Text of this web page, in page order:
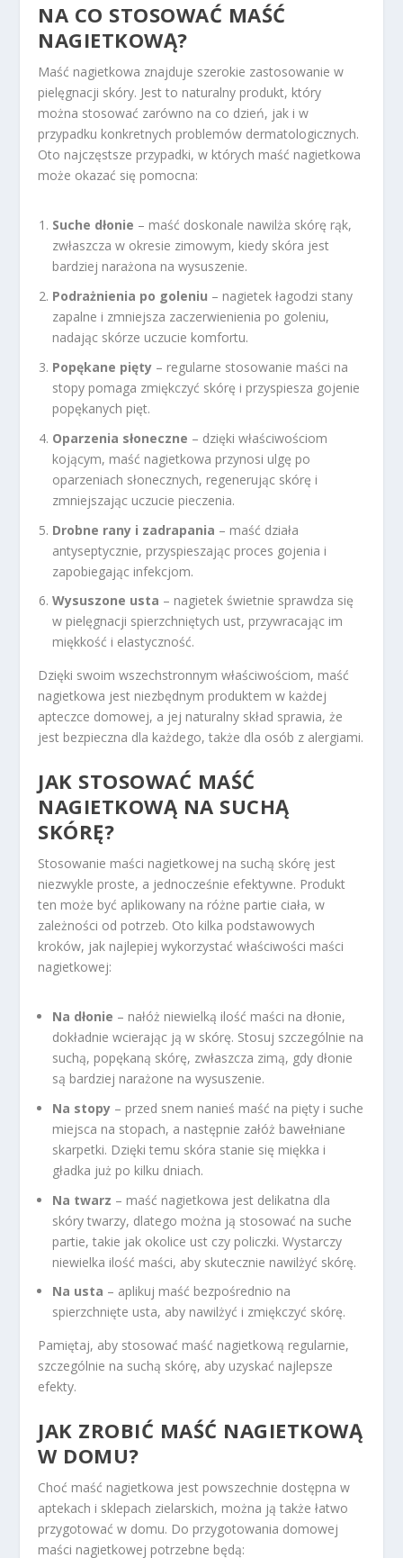
NA CO STOSOWAĆ MAŚĆ
NAGIETKOWĄ?
Maść nagietkowa znajduje szerokie zastosowanie w
pielęgnacji skóry. Jest to naturalny produkt, który
można stosować zarówno na co dzień, jak i w
przypadku konkretnych problemów dermatologicznych.
Oto najczęstsze przypadki, w których maść nagietkowa
może okazać się pomocna:
Suche dłonie – maść doskonale nawilża skórę rąk,
zwłaszcza w okresie zimowym, kiedy skóra jest
bardziej narażona na wysuszenie.
Podrażnienia po goleniu – nagietek łagodzi stany
zapalne i zmniejsza zaczerwienienia po goleniu,
nadając skórze uczucie komfortu.
Popękane pięty – regularne stosowanie maści na
stopy pomaga zmiękczyć skórę i przyspiesza gojenie
popękanych pięt.
Oparzenia słoneczne – dzięki właściwościom
kojącym, maść nagietkowa przynosi ulgę po
oparzeniach słonecznych, regenerując skórę i
zmniejszając uczucie pieczenia.
Drobne rany i zadrapania – maść działa
antyseptycznie, przyspieszając proces gojenia i
zapobiegając infekcjom.
Wysuszone usta – nagietek świetnie sprawdza się
w pielęgnacji spierzchniętych ust, przywracając im
miękkość i elastyczność.
Dzięki swoim wszechstronnym właściwościom, maść
nagietkowa jest niezbędnym produktem w każdej
apteczce domowej, a jej naturalny skład sprawia, że
jest bezpieczna dla każdego, także dla osób z alergiami.
JAK STOSOWAĆ MAŚĆ
NAGIETKOWĄ NA SUCHĄ
SKÓRĘ?
Stosowanie maści nagietkowej na suchą skórę jest
niezwykle proste, a jednocześnie efektywne. Produkt
ten może być aplikowany na różne partie ciała, w
zależności od potrzeb. Oto kilka podstawowych
kroków, jak najlepiej wykorzystać właściwości maści
nagietkowej:
Na dłonie – nałóż niewielką ilość maści na dłonie,
dokładnie wcierając ją w skórę. Stosuj szczególnie na
suchą, popękaną skórę, zwłaszcza zimą, gdy dłonie
są bardziej narażone na wysuszenie.
Na stopy – przed snem nanieś maść na pięty i suche
miejsca na stopach, a następnie załóż bawełniane
skarpetki. Dzięki temu skóra stanie się miękka i
gładka już po kilku dniach.
Na twarz – maść nagietkowa jest delikatna dla
skóry twarzy, dlatego można ją stosować na suche
partie, takie jak okolice ust czy policzki. Wystarczy
niewielka ilość maści, aby skutecznie nawilżyć skórę.
Na usta – aplikuj maść bezpośrednio na
spierzchnięte usta, aby nawilżyć i zmiękczyć skórę.
Pamiętaj, aby stosować maść nagietkową regularnie,
szczególnie na suchą skórę, aby uzyskać najlepsze
efekty.
JAK ZROBIĆ MAŚĆ NAGIETKOWĄ
W DOMU?
Choć maść nagietkowa jest powszechnie dostępna w
aptekach i sklepach zielarskich, można ją także łatwo
przygotować w domu. Do przygotowania domowej
maści nagietkowej potrzebne będą: